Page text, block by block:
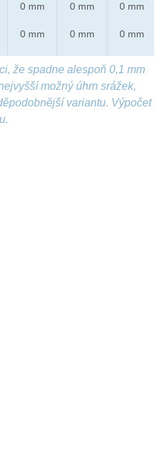
0 mm
0 mm
0 mm
0 mm
0 mm
0 mm
že spadne alespoň 0,1 mm
možný úhrn srážek,
variantu. Výpočet